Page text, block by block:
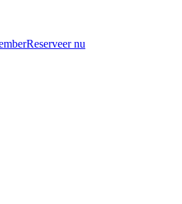
Reserveer nu